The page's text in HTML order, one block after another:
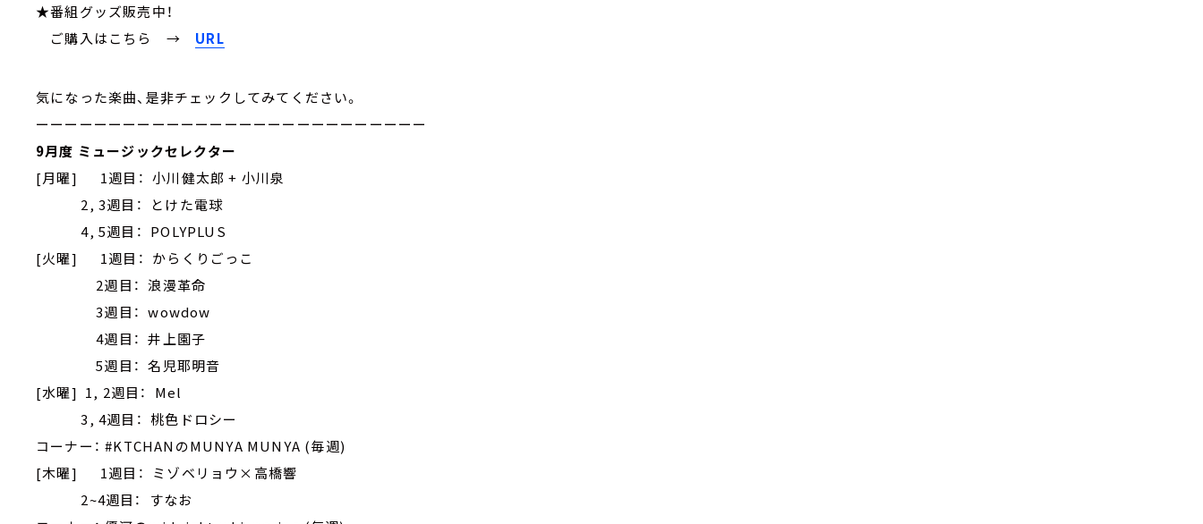
★番組グッズ販売中！
ご購入はこちら → URL
気になった楽曲、是非チェックしてみてください。
ーーーーーーーーーーーーーーーーーーーーーーーーーーー
9月度 ミュージックセレクター
[月曜] 1週目： 小川健太郎 + 小川泉
2, 3週目： とけた電球
4, 5週目： POLYPLUS
[火曜] 1週目： からくりごっこ
2週目： 浪漫革命
3週目： wowdow
4週目： 井上園子
5週目： 名児耶明音
[水曜] 1, 2週目： Mel
3, 4週目： 桃色ドロシー
コーナー： #KTCHANのMUNYA MUNYA (毎週)
[木曜] 1週目： ミゾベリョウ×高橋響
2~4週目： すなお